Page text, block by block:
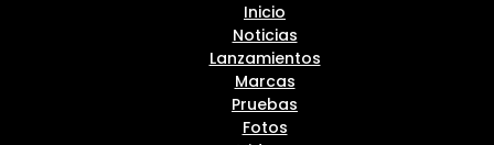
Inicio
Noticias
Lanzamientos
Marcas
Pruebas
Fotos